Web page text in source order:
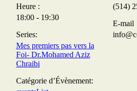
Heure :
18:00 - 19:30
Series:
Mes premiers pas vers la
Foi- Dr.Mohamed Aziz
Chraibi
Catégorie d’Évènement:
(514)
E-mail